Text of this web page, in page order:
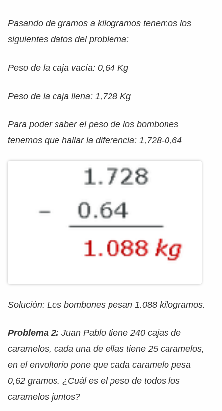
Pasando de gramos a kilogramos tenemos los
siguientes datos del problema:
Peso de la caja vacía: 0,64 Kg
Peso de la caja llena: 1,728 Kg
Para poder saber el peso de los bombones
tenemos que hallar la diferencia: 1,728-0,64
Solución: Los bombones pesan 1,088 kilogramos.
Problema 2: Juan Pablo tiene 240 cajas de
caramelos, cada una de ellas tiene 25 caramelos,
en el envoltorio pone que cada caramelo pesa
0,62 gramos. ¿Cuál es el peso de todos los
caramelos juntos?